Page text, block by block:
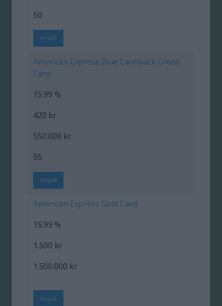
50
Ansök
American Express Blue Cashback Credit
Card
15.99 %
420 kr
550.000 kr
55
Ansök
American Express Gold Card
15.99 %
1.500 kr
1.500.000 kr
Ansök